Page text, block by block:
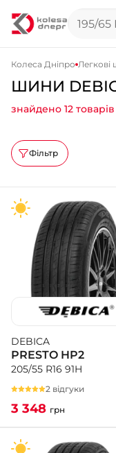
Колеса Дніпро Легкові
ШИНИ
знайдено 12 товарів
Фільтр
DEBICA
PRESTO HP2
205/55 R16 91H
2 відгуки
3 348 грн